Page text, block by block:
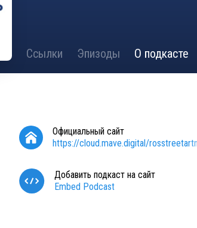
Ссылки Эпизоды О подкасте
Официальный сайт
https://cloud.mave.digital/
Добавить подкаст на сайт
Embed Podcast